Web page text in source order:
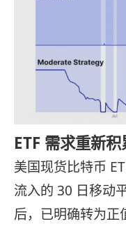
ETF 需求重新
美国现货比特币
流入的 30 日移动
后，已明确转为正